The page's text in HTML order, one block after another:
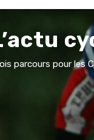
parcours pour les